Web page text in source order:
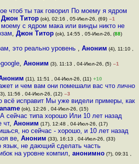
чтоб ты так говорил По моему я ядром
Джон Титор(ok), 02:16 , 05-Июл-26, (69) –1
моему с ядром мака или винды никто не
, Джон Титор(ok), 14:55 , 05-Июл-26, (88)
это реально уровень ,Аноним (4), 11:10 ,
, Аноним (3), 11:13 , 04-Июл-26, (5) –1
(11), 11:51 , 04-Июл-26, (11) +10
и чем вам они помешали вас что лично
11:56 , 04-Июл-26, (12) –3
всё исправит Мы уже видели примеры, как
aname(ok), 12:26 , 04-Июл-26, (15)
сейчас типа хорошо Или 10 лет назад
чт, Аноним (17), 12:48 , 04-Июл-26, (17)
но сейчас - хорошо, и 10 лет назад
ве,Аноним (33), 16:13 , 04-Июл-26, (33)
язык, не дающий сделать часть
на уровне компил, анонимно(?), 09:31 ,